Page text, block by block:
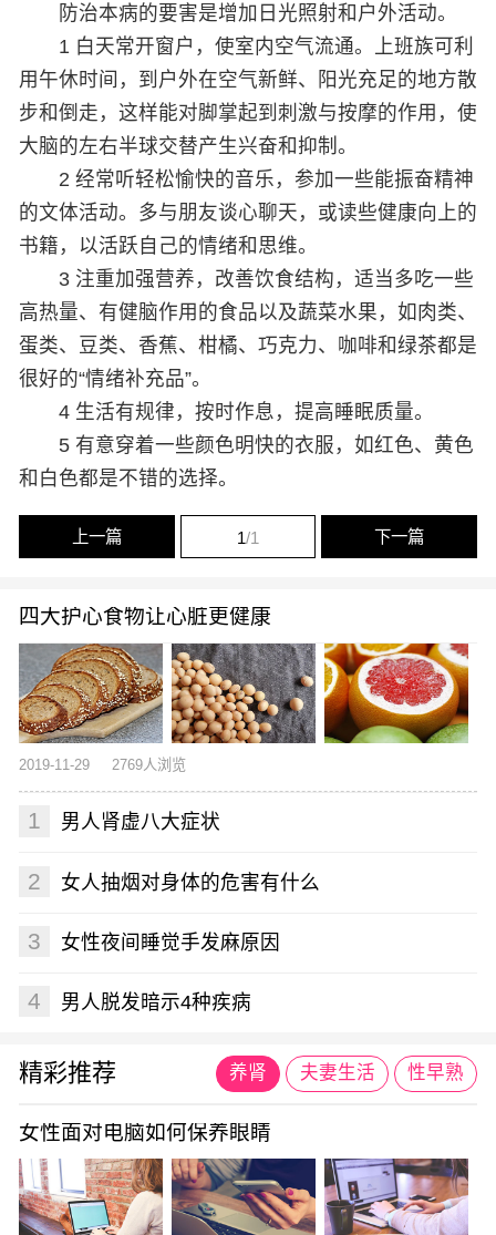
防治本病的要害是增加日光照射和户外活动。
1 白天常开窗户，使室内空气流通。上班族可利
用午休时间，到户外在空气新鲜、阳光充足的地方散
步和倒走，这样能对脚掌起到刺激与按摩的作用，使
大脑的左右半球交替产生兴奋和抑制。
2 经常听轻松愉快的音乐，参加一些能振奋精神
的文体活动。多与朋友谈心聊天，或读些健康向上的
书籍，以活跃自己的情绪和思维。
3 注重加强营养，改善饮食结构，适当多吃一些
高热量、有健脑作用的食品以及蔬菜水果，如肉类、
蛋类、豆类、香蕉、柑橘、巧克力、咖啡和绿茶都是
很好的“情绪补充品”。
4 生活有规律，按时作息，提高睡眠质量。
5 有意穿着一些颜色明快的衣服，如红色、黄色
和白色都是不错的选择。
上一篇 1/1 下一篇
四大护心食物让心脏更健康
2019-11-29 2769人浏览
1 男人肾虚八大症状
2 女人抽烟对身体的危害有什么
3 女性夜间睡觉手发麻原因
4 男人脱发暗示4种疾病
精彩推荐 养肾 夫妻生活 性早熟
女性面对电脑如何保养眼睛